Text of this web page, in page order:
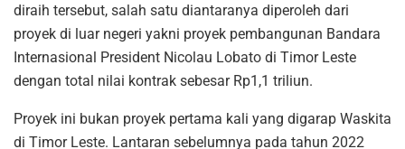
diraih tersebut, salah satu diantaranya diperoleh dari
proyek di luar negeri yakni proyek pembangunan Bandara
Internasional President Nicolau Lobato di Timor Leste
dengan total nilai kontrak sebesar Rp1,1 triliun.
Proyek ini bukan proyek pertama kali yang digarap Waskita
di Timor Leste. Lantaran sebelumnya pada tahun 2022